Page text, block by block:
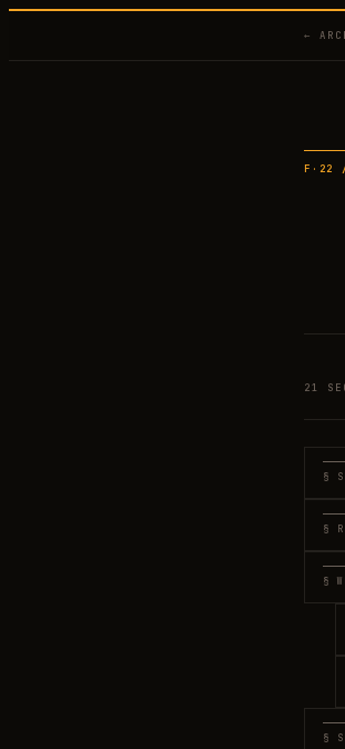
←
F· 22
21
§
§
§
§